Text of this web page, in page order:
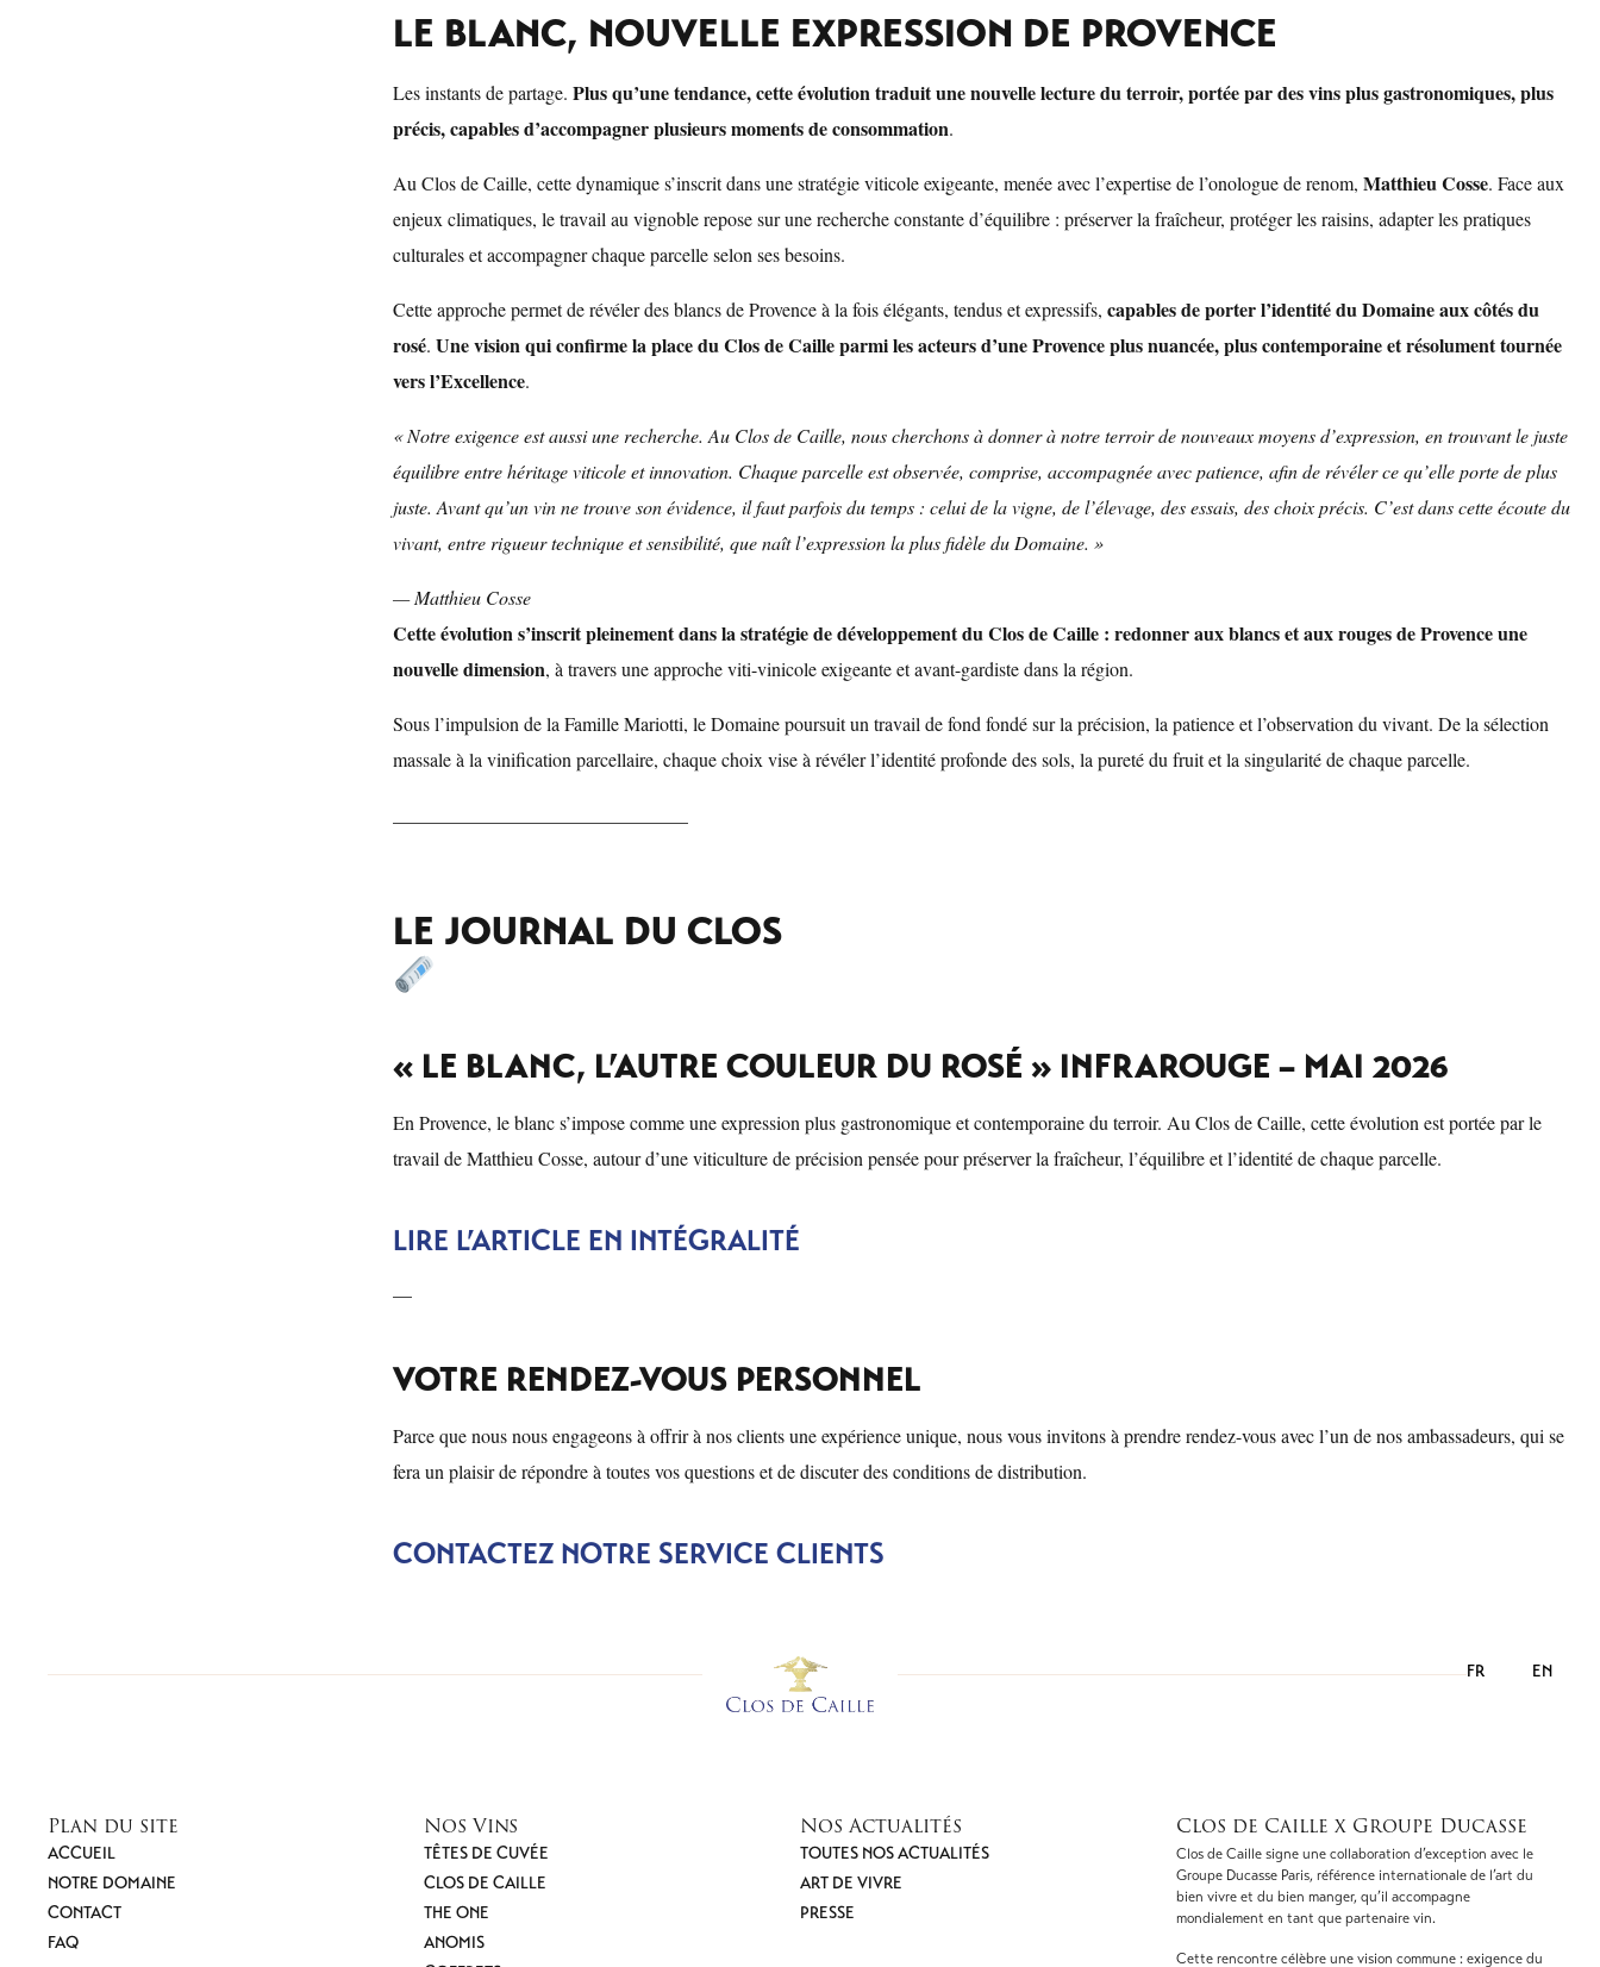
LE BLANC, NOUVELLE EXPRESSION DE PROVENCE
Les instants de partage.Plus qu’une tendance, cette évolution traduit une nouvelle lecture du terroir, portée par des vins plus gastronomiques, plus
précis, capables d’accompagner plusieurs moments de consommation.
Au Clos de Caille, cette dynamique s’inscrit dans une stratégie viticole exigeante, menée avec l’expertise de l’onologue de renom,Matthieu Cosse. Face aux
enjeux climatiques, le travail au vignoble repose sur une recherche constante d’équilibre : préserver la fraîcheur, protéger les raisins, adapter les pratiques
culturales et accompagner chaque parcelle selon ses besoins.
Cette approche permet de révéler des blancs de Provence à la fois élégants, tendus et expressifs,capables de porter l’identité du Domaine aux côtés du
rosé.Une vision qui confirme la place du Clos de Caille parmi les acteurs d’une Provence plus nuancée, plus contemporaine et résolument tournée
vers l’Excellence.
« Notre exigence est aussi une recherche. Au Clos de Caille, nous cherchons à donner à notre terroir de nouveaux moyens d’expression, en trouvant le juste
équilibre entre héritage viticole et innovation. Chaque parcelle est observée, comprise, accompagnée avec patience, afin de révéler ce qu’elle porte de plus
juste. Avant qu’un vin ne trouve son évidence, il faut parfois du temps : celui de la vigne, de l’élevage, des essais, des choix précis. C’est dans cette écoute du
vivant, entre rigueur technique et sensibilité, que naît l’expression la plus fidèle du Domaine. »
— Matthieu Cosse
Cette évolution s’inscrit pleinement dans la stratégie de développement du Clos de Caille : redonner aux blancs et aux rouges de Provence une
nouvelle dimension, à travers une approche viti-vinicole exigeante et avant-gardiste dans la région.
Sous l’impulsion de la Famille Mariotti, le Domaine poursuit un travail de fond fondé sur la précision, la patience et l’observation du vivant. De la sélection
massale à la vinification parcellaire, chaque choix vise à révéler l’identité profonde des sols, la pureté du fruit et la singularité de chaque parcelle.
LE JOURNAL DU CLOS
« LE BLANC, L’AUTRE COULEUR DU ROSÉ » INFRAROUGE – MAI 2026
En Provence, le blanc s’impose comme une expression plus gastronomique et contemporaine du terroir. Au Clos de Caille, cette évolution est portée par le
travail de Matthieu Cosse, autour d’une viticulture de précision pensée pour préserver la fraîcheur, l’équilibre et l’identité de chaque parcelle.
LIRE L’ARTICLE EN INTÉGRALITÉ
—
VOTRE RENDEZ-VOUS PERSONNEL
Parce que nous nous engageons à offrir à nos clients une expérience unique, nous vous invitons à prendre rendez-vous avec l’un de nos ambassadeurs, qui se
fera un plaisir de répondre à toutes vos questions et de discuter des conditions de distribution.
CONTACTEZ NOTRE SERVICE CLIENTS
FR EN
Plan du site
ACCUEIL
NOTRE DOMAINE
CONTACT
FAQ
Nos Vins
TÊTES DE CUVÉE
CLOS DE CAILLE
THE ONE
ANOMIS
Nos Actualités
TOUTES NOS ACTUALITÉS
ART DE VIVRE
PRESSE
Clos de Caille x Groupe Ducasse
Clos de Caille signe une collaboration d’exception avec le
Groupe Ducasse Paris, référence internationale de l’art du
bien vivre et du bien manger, qu’il accompagne
mondialement en tant que partenaire vin.
Cette rencontre célèbre une vision commune : exigence du